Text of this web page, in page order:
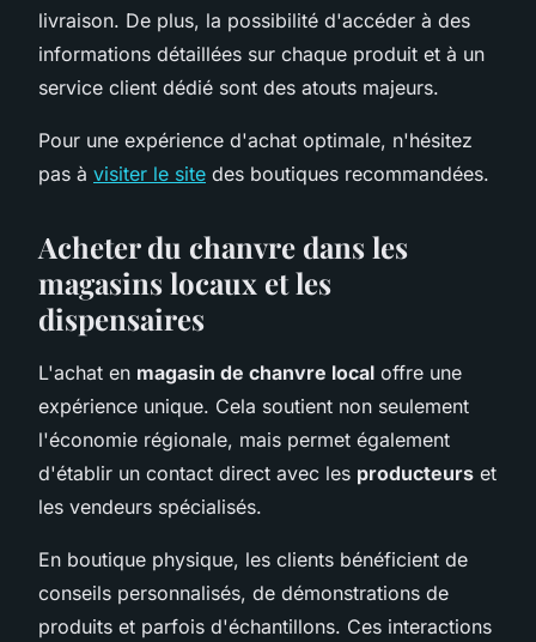
livraison. De plus, la possibilité d'accéder à des
informations détaillées sur chaque produit et à un
service client dédié sont des atouts majeurs.
Pour une expérience d'achat optimale, n'hésitez
pas à visiter le site des boutiques recommandées.
Acheter du chanvre dans les
magasins locaux et les
dispensaires
L'achat en magasin de chanvre local offre une
expérience unique. Cela soutient non seulement
l'économie régionale, mais permet également
d'établir un contact direct avec les producteurs et
les vendeurs spécialisés.
En boutique physique, les clients bénéficient de
conseils personnalisés, de démonstrations de
produits et parfois d'échantillons. Ces interactions